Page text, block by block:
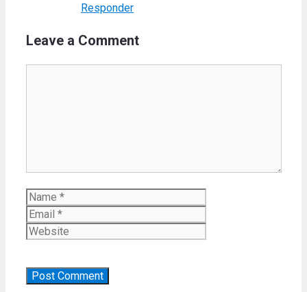
Responder
Leave a Comment
Name